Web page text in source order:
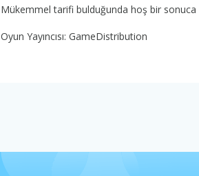
Mükemmel tarifi bulduğunda hoş bir sonuca
Oyun Yayıncısı: GameDistribution